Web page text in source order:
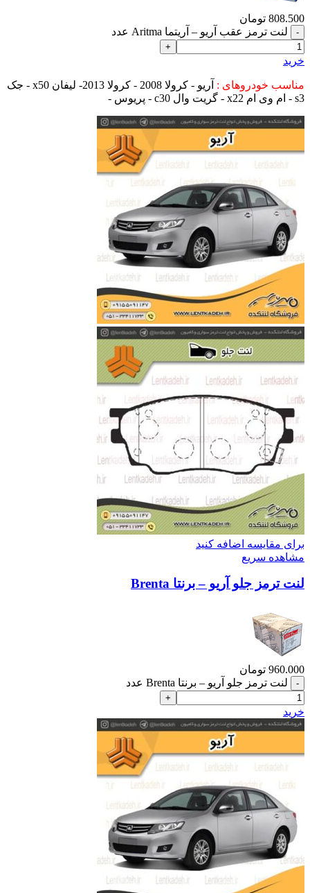
808.500 تومان
لنت ترمز عقب آریو – آریتما Aritma عدد
خرید
مناسب خودروهای :
آریو - کرولا 2008 - کرولا 2013- لیفان x50 - جک
s3 - ام وی ام x22 - گریت وال c30 - پریوس -
برای مقایسه اضافه کنید
مشاهده سریع
لنت ترمز جلو آریو – برنتا Brenta
960.000 تومان
لنت ترمز جلو آریو – برنتا Brenta عدد
خرید